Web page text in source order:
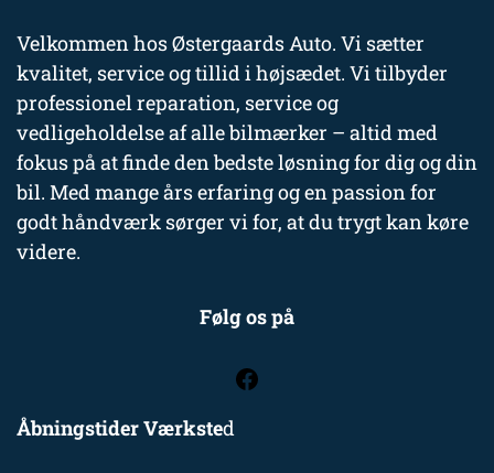
Velkommen hos Østergaards Auto. Vi sætter
kvalitet, service og tillid i højsædet. Vi tilbyder
professionel reparation, service og
vedligeholdelse af alle bilmærker – altid med
fokus på at finde den bedste løsning for dig og din
bil. Med mange års erfaring og en passion for
godt håndværk sørger vi for, at du trygt kan køre
videre.
Følg os på
Åbningstider Værksted